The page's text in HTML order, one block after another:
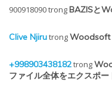
900918090trongBAZISと
Clive NjirutrongWoodsoft
+998903438182trong
ファイル全体をエクスポー